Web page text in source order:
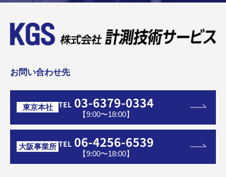
お問い合わせ先
東京本社 TEL 03-6379-0334
【9:00〜18:00】
大阪事業所 TEL 06-4256-6539
【9:00〜18:00】